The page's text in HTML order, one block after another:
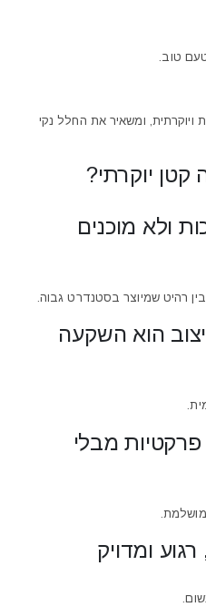
טוב.
קטן יוקרתי?
רהיט שמיוצר בסטנדרט גבוה.
מושלמת.
ומדויק